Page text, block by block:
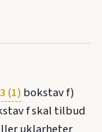
(1) bokstav f)
f skal tilbud